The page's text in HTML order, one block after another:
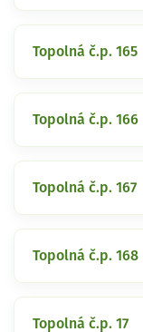
Topolná č.p. 165
Topolná č.p. 166
Topolná č.p. 167
Topolná č.p. 168
Topolná č.p. 17